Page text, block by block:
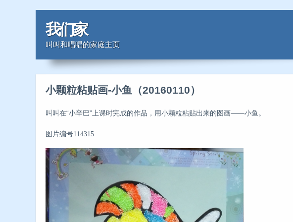
我们家
叫叫和唱唱的家庭主页
小颗粒粘贴画-小鱼（20160110）
叫叫在“小辛巴”上课时完成的作品，用小颗粒粘贴出来的图画——小鱼。
图片编号114315